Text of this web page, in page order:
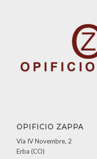
OPIFICIO ZAPPA
Via IV Novembre, 2
Erba (CO)